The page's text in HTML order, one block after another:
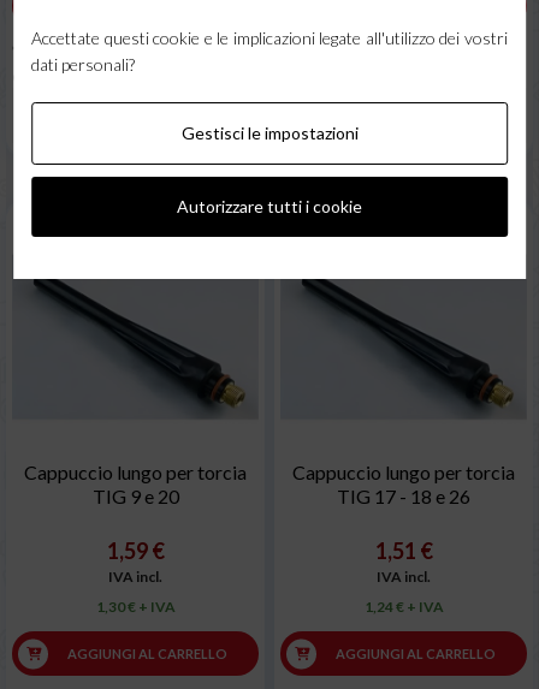
* Ordine gestito in 24h
consegna
Una domanda su questo prodotto ?
Clicca qui (supporto 7/7)
* Ordine gestito in 24h
Una domanda su questo prodotto ?
Clicca qui (supporto 7/7)
Cappuccio lungo per torcia
TIG 9 e 20
1,59 €
IVA incl.
1,30 € + IVA
AGGIUNGI AL CARRELLO
Cappuccio lungo per torcia
TIG 17 - 18 e 26
1,51 €
IVA incl.
1,24 € + IVA
AGGIUNGI AL CARRELLO
Accettate questi cookie e le implicazioni legate all'utilizzo dei vostri
dati personali?
Gestisci le impostazioni
Autorizzare tutti i cookie